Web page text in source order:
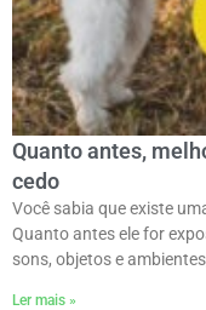
Quanto antes,
cedo
Você sabia que existe
Quanto antes ele for
sons, objetos e
Ler mais »